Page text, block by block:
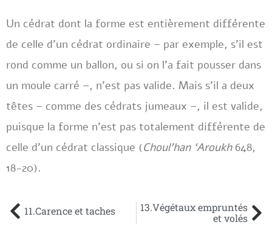
Un cédrat dont la forme est entièrement différente
de celle d’un cédrat ordinaire – par exemple, s’il est
rond comme un ballon, ou si on l’a fait pousser dans
un moule carré –, n’est pas valide. Mais s’il a deux
têtes – comme des cédrats jumeaux –, il est valide,
puisque la forme n’est pas totalement différente de
celle d’un cédrat classique (Choul’han ‘Aroukh648,
18-20).
11.Carence et taches
13.Végétaux empruntés
et volés